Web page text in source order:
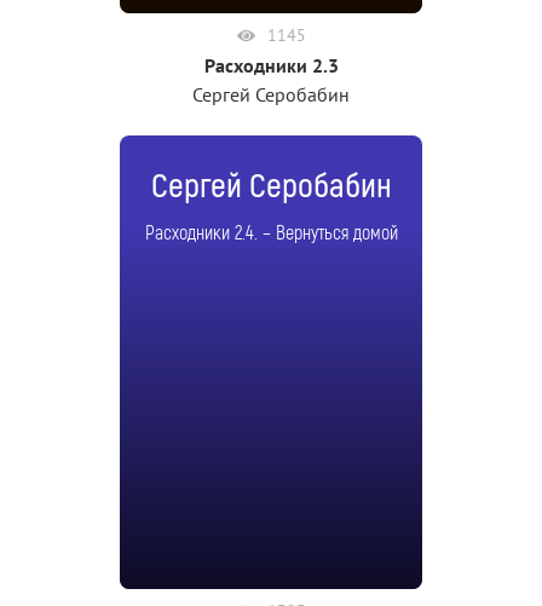
1145
Расходники 2.3
Сергей Серобабин
Сергей Серобабин
Расходники 2.4. – Вернуться домой